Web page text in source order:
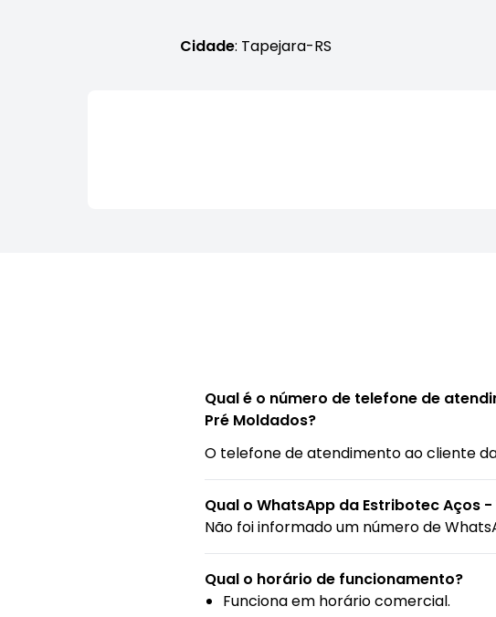
Cidade: Tapejara-RS
Qual é o número de telefone de
Pré Moldados?
O telefone de atendimento ao cliente
Qual o WhatsApp da Estribotec Aços
Não foi informado um número de
Qual o horário de funcionamento?
Funciona em horário comercial.